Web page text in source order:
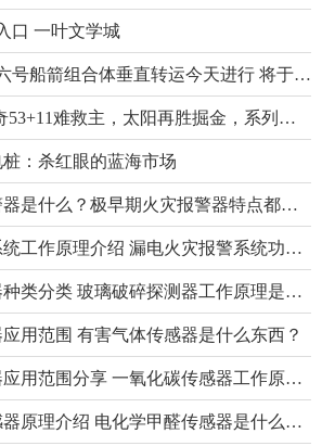
口 一叶文学城
箭组合体垂直转运今天进行 将于近日择机发射
难救主，太阳再胜掘金，系列赛战至2-2
：杀红眼的蓝海市场
什么？极早期火灾报警器特点都有什么？
作原理介绍 漏电火灾报警系统功能有哪些？
分类 玻璃破碎探测器工作原理是什么？
用范围 有害气体传感器是什么东西？
范围分享 一氧化碳传感器工作原理介绍
理介绍 电化学甲醛传感器是什么东西？